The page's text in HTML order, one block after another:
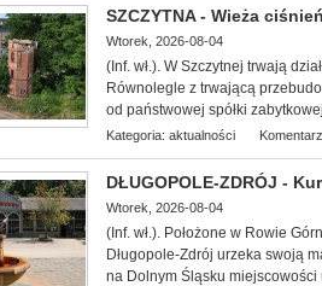
SZCZYTNA - Wieża
Wtorek, 2026-08-04
(Inf. wł.). W Szczytnej trwają
Równolegle z trwającą
od państwowej spółki
Kategoria: aktualności
DŁUGOPOLE-ZDRÓJ -
Wtorek, 2026-08-04
(Inf. wł.). Położone w Rowie
Długopole-Zdrój urzeka swoją
na Dolnym Śląsku